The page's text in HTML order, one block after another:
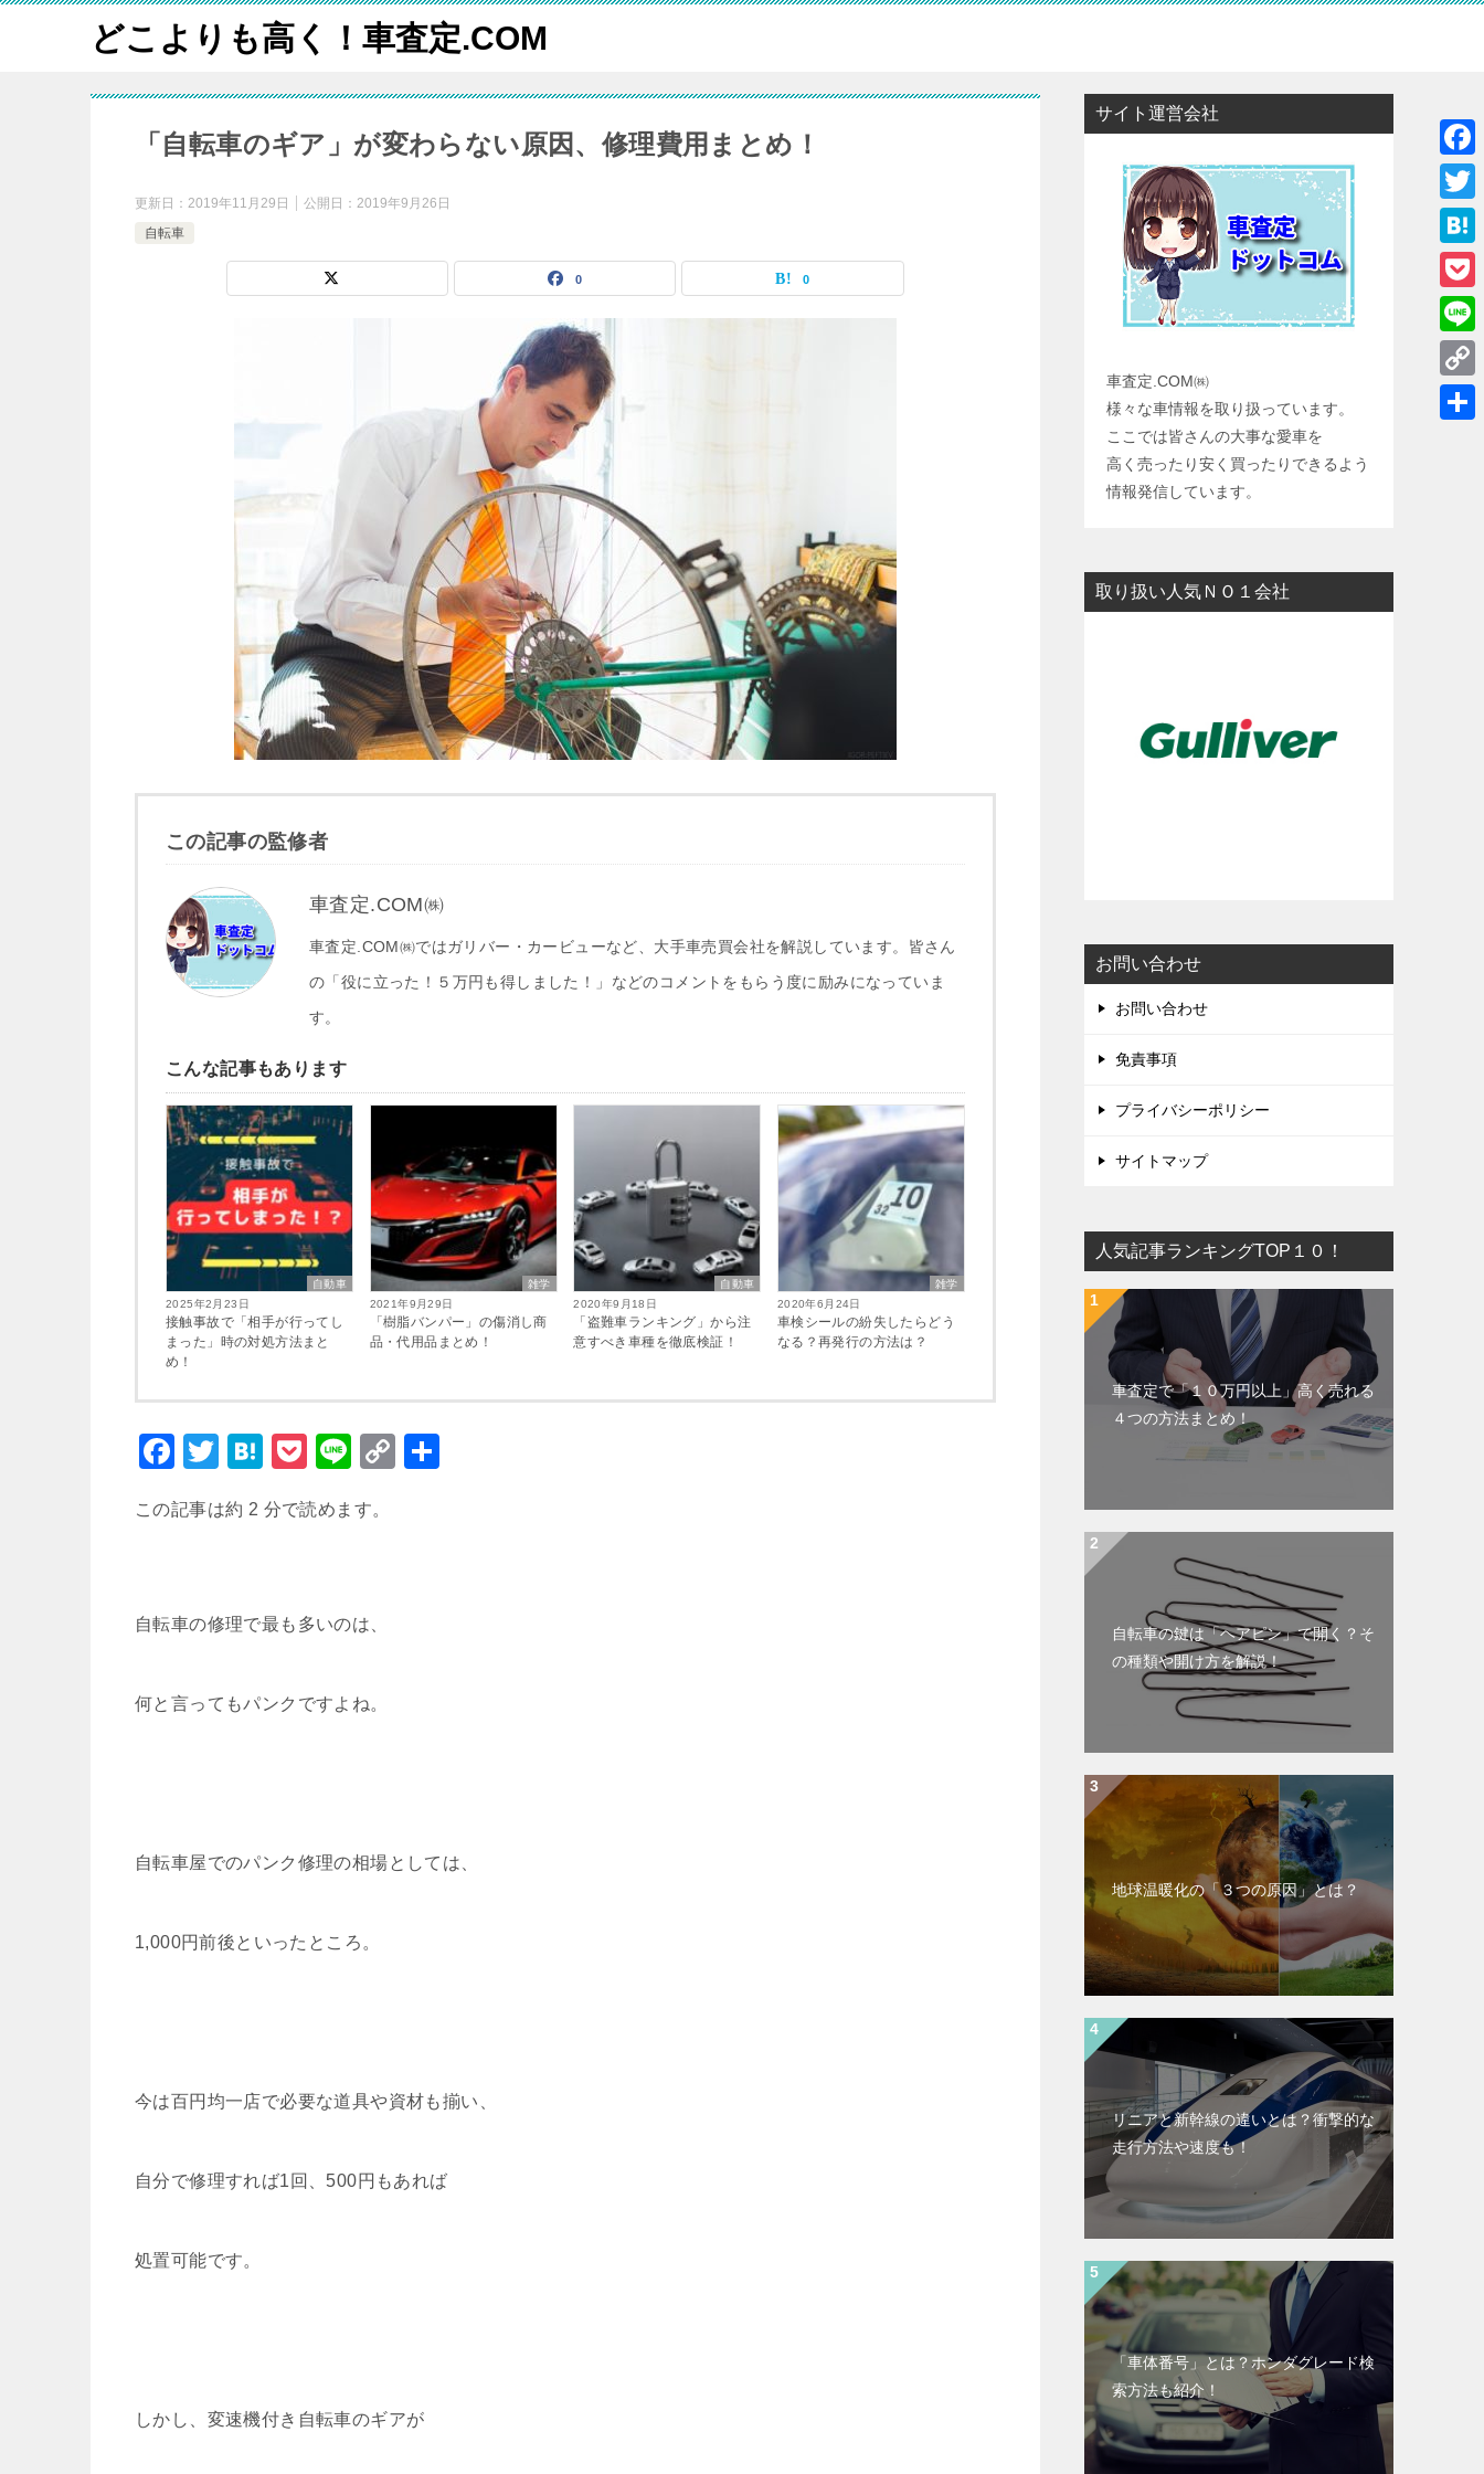
どこよりも高く！車査定.COM
「自転車のギア」が変わらない原因、修理費用まとめ！
更新日： 2019年11月29日 公開日： 2019年9月26日
自転車
0 0
この記事の監修者
車査定.COM㈱
車査定.COM㈱ではガリバー・カービューなど、大手車売買会社を解説しています。皆さん
の「役に立った！５万円も得しました！」などのコメントをもらう度に励みになっていま
す。
こんな記事もあります
自動車
2025年2月23日
接触事故で「相手が行ってし
まった」時の対処方法まと
め！
雑学
2021年9月29日
「樹脂バンパー」の傷消し商
品・代用品まとめ！
自動車
2020年9月18日
「盗難車ランキング」から注
意すべき車種を徹底検証！
雑学
2020年6月24日
車検シールの紛失したらどう
なる？再発行の方法は？
F
c
o
k
T
tt
H
e
P
c
Li
e
C
この記事は約 2 分で読めます。
自転車の修理で最も多いのは、
何と言ってもパンクですよね。
自転車屋でのパンク修理の相場としては、
1,000円前後といったところ。
今は百円均一店で必要な道具や資材も揃い、
自分で修理すれば1回、500円もあれば
処置可能です。
しかし、変速機付き自転車のギアが
サイト運営会社
車査定.COM㈱
様々な車情報を取り扱っています。
ここでは皆さんの大事な愛車を
高く売ったり安く買ったりできるよう
情報発信しています。
取り扱い人気ＮＯ１会社
お問い合わせ
お問い合わせ
免責事項
プライバシーポリシー
サイトマップ
人気記事ランキングTOP１０！
車査定で「１０万円以上」高く売れる
４つの方法まとめ！
自転車の鍵は「ヘアピン」で開く？そ
の種類や開け方を解説！
地球温暖化の「３つの原因」とは？
リニアと新幹線の違いとは？衝撃的な
走行方法や速度も！
「車体番号」とは？ホンダグレード検
索方法も紹介！
F
a
c
e
b
o
o
k
T
w
i
e
H
a
t
e
n
P
o
c
k
L
i
n
C